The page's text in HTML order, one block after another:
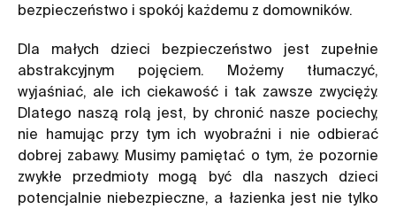
bezpieczeństwo i spokój każdemu z domowników.
Dla małych dzieci bezpieczeństwo jest zupełnie
abstrakcyjnym pojęciem. Możemy tłumaczyć,
wyjaśniać, ale ich ciekawość i tak zawsze zwycięży.
Dlatego naszą rolą jest, by chronić nasze pociechy,
nie hamując przy tym ich wyobraźni i nie odbierać
dobrej zabawy. Musimy pamiętać o tym, że pozornie
zwykłe przedmioty mogą być dla naszych dzieci
potencjalnie niebezpieczne, a łazienka jest nie tylko